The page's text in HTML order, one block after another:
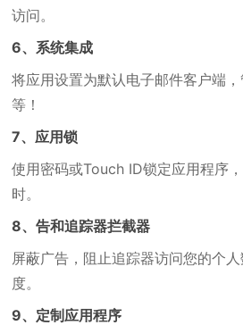
访问。
6、系统集成
将应用设置为默认电子邮件客户端
等！
7、应用锁
使用密码或Touch ID锁定应用程序
时。
8、告和追踪器拦截器
屏蔽广告，阻止追踪器访问您的个
度。
9、定制应用程序